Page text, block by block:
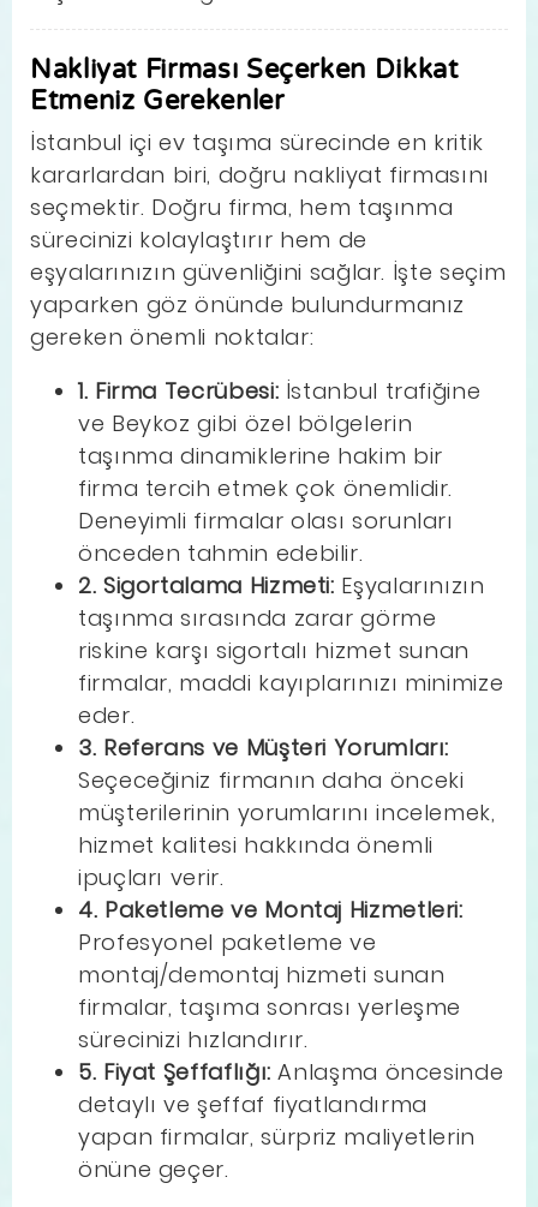
Nakliyat Firması Seçerken Dikkat
Etmeniz Gerekenler
İstanbul içi ev taşıma sürecinde en kritik
kararlardan biri, doğru nakliyat firmasını
seçmektir. Doğru firma, hem taşınma
sürecinizi kolaylaştırır hem de
eşyalarınızın güvenliğini sağlar. İşte seçim
yaparken göz önünde bulundurmanız
gereken önemli noktalar:
1. Firma Tecrübesi: İstanbul trafiğine
ve Beykoz gibi özel bölgelerin
taşınma dinamiklerine hakim bir
firma tercih etmek çok önemlidir.
Deneyimli firmalar olası sorunları
önceden tahmin edebilir.
2. Sigortalama Hizmeti: Eşyalarınızın
taşınma sırasında zarar görme
riskine karşı sigortalı hizmet sunan
firmalar, maddi kayıplarınızı minimize
eder.
3. Referans ve Müşteri Yorumları:
Seçeceğiniz firmanın daha önceki
müşterilerinin yorumlarını incelemek,
hizmet kalitesi hakkında önemli
ipuçları verir.
4. Paketleme ve Montaj Hizmetleri:
Profesyonel paketleme ve
montaj/demontaj hizmeti sunan
firmalar, taşıma sonrası yerleşme
sürecinizi hızlandırır.
5. Fiyat Şeffaflığı: Anlaşma öncesinde
detaylı ve şeffaf fiyatlandırma
yapan firmalar, sürpriz maliyetlerin
önüne geçer.